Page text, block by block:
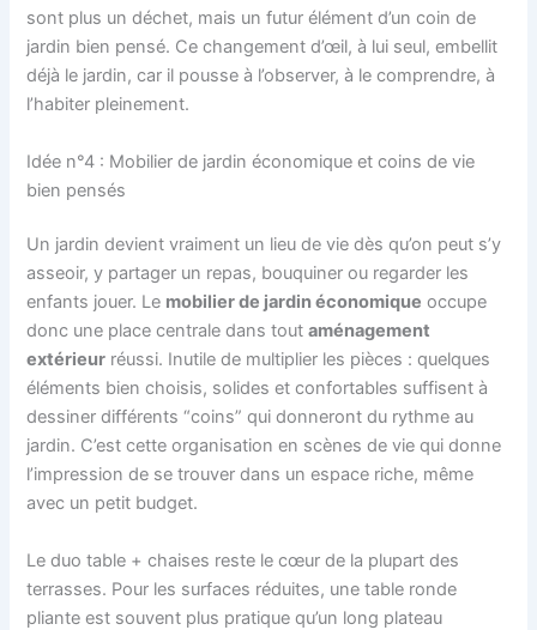
sont plus un déchet, mais un futur élément d’un coin de
jardin bien pensé. Ce changement d’œil, à lui seul, embellit
déjà le jardin, car il pousse à l’observer, à le comprendre, à
l’habiter pleinement.
Idée n°4 : Mobilier de jardin économique et coins de vie
bien pensés
Un jardin devient vraiment un lieu de vie dès qu’on peut s’y
asseoir, y partager un repas, bouquiner ou regarder les
enfants jouer. Le mobilier de jardin économique occupe
donc une place centrale dans toutaménagement
extérieur réussi. Inutile de multiplier les pièces : quelques
éléments bien choisis, solides et confortables suffisent à
dessiner différents “coins” qui donneront du rythme au
jardin. C’est cette organisation en scènes de vie qui donne
l’impression de se trouver dans un espace riche, même
avec un petit budget.
Le duo table + chaises reste le cœur de la plupart des
terrasses. Pour les surfaces réduites, une table ronde
pliante est souvent plus pratique qu’un long plateau